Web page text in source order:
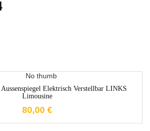
Elektrisch Verstellbar LINKS
Limousine
80,00 €
1-3 Werktage